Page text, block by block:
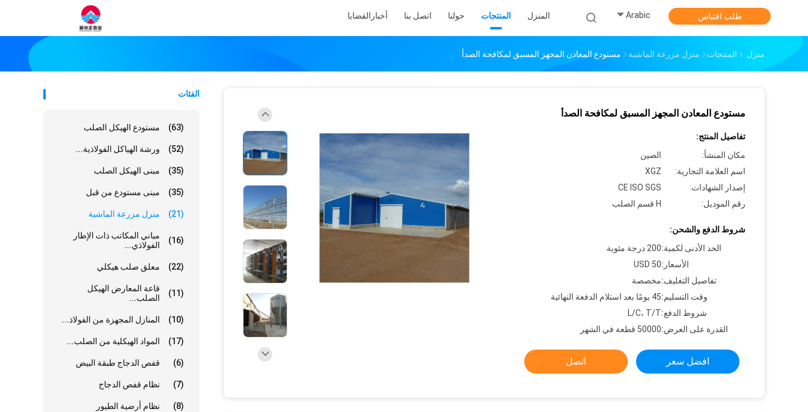
المنزل المنتجات حولنا اتصل بنا أخبار القضايا Arabic طلب اقتباس
منزل المنتجات منزل مزرعة الماشية مستودع المعادن المجهز المسبق لمكافحة الصدأ
الفئات
مستودع الهيكل الصلب (63)
ورشة الهياكل الفولاذية... (52)
مبنى الهيكل الصلب (35)
مبنى مستودع من قبل (35)
منزل مزرعة الماشية (21)
مباني المكاتب ذات الإطار
الفولاذي...
(16)
معلق صلب هيكلي (22)
قاعة المعارض الهيكل
الصلب...
(11)
المنازل المجهزة من الفولاذ... (10)
المواد الهيكلية من الصلب... (17)
قفص الدجاج طبقة البيض (6)
نظام قفص الدجاج (7)
نظام أرضية الطيور (8)
مستودع المعادن المجهز المسبق لمكافحة الصدأ
تفاصيل المنتج:
مكان المنشأ:
الصين
اسم العلامة التجارية:
XGZ
إصدار الشهادات:
CE ISO SGS
رقم الموديل:
H قسم الصلب
شروط الدفع والشحن:
الحد الأدنى لكمية:200 درجة مئوية
الأسعار:50 USD
تفاصيل التغليف:مخصصة
وقت التسليم:45 يومًا بعد استلام الدفعة النهائية
شروط الدفع:L/C، T/T
القدرة على العرض:50000 قطعة في الشهر
افضل سعر اتصل